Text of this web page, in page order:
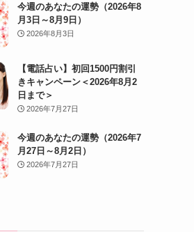
今週のあなたの運勢（2026年8
月3日～8月9日）
2026年8月3日
【電話占い】初回1500円割引
きキャンペーン＜2026年8月2
日まで＞
2026年7月27日
今週のあなたの運勢（2026年7
月27日～8月2日）
2026年7月27日